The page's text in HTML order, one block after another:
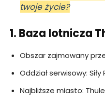
twoje życie?
1. Baza lotnicza
Obszar zajmowany
Oddział serwisowy:
Najbliższe miasto: Thule